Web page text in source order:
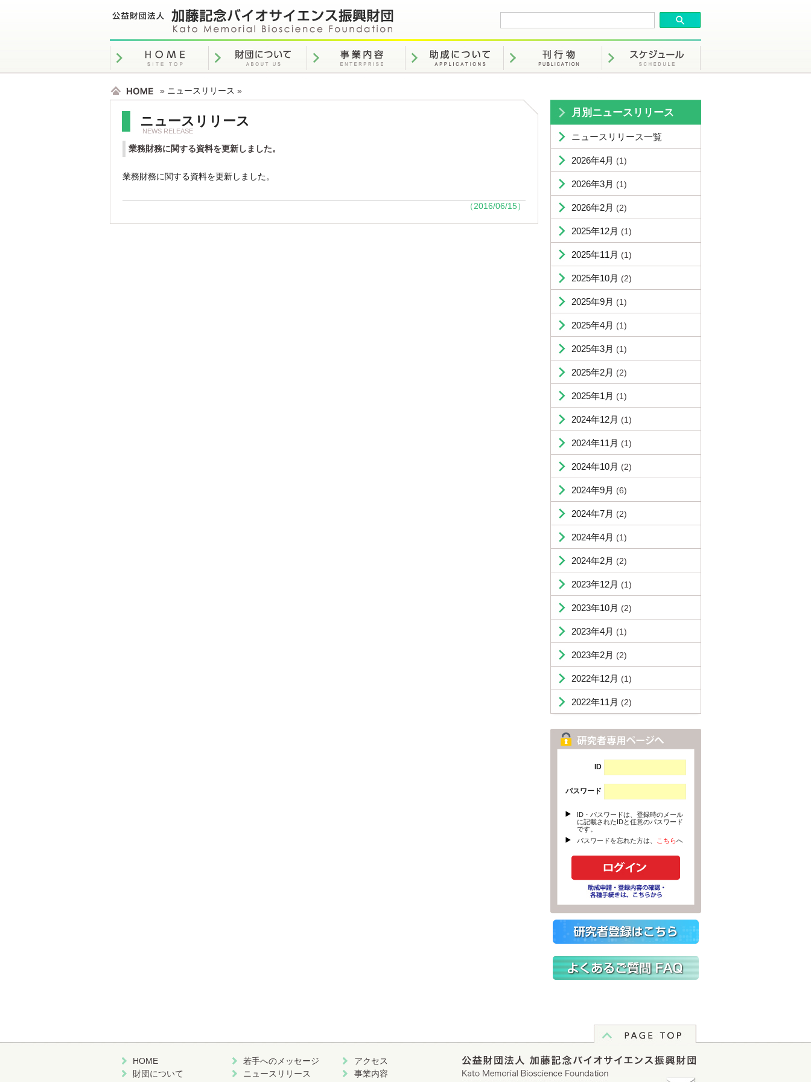
» ニュースリリース »
ニュースリリース
NEWS RELEASE
業務財務に関する資料を更新しました。
業務財務に関する資料を更新しました。
（2016/06/15）
月別ニュースリリース
ニュースリリース一覧
2026年4月 (1)
2026年3月 (1)
2026年2月 (2)
2025年12月 (1)
2025年11月 (1)
2025年10月 (2)
2025年9月 (1)
2025年4月 (1)
2025年3月 (1)
2025年2月 (2)
2025年1月 (1)
2024年12月 (1)
2024年11月 (1)
2024年10月 (2)
2024年9月 (6)
2024年7月 (2)
2024年4月 (1)
2024年2月 (2)
2023年12月 (1)
2023年10月 (2)
2023年4月 (1)
2023年2月 (2)
2022年12月 (1)
2022年11月 (2)
ID
パスワード
ID・パスワードは、登録時のメール
に記載されたIDと任意のパスワード
です。
パスワードを忘れた方は、
こちらへ
HOME 若手へのメッセージ
アクセス
財団について
ニュースリリース
事業内容